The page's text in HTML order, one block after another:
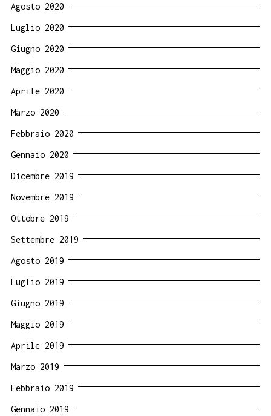
Agosto 2020
Luglio 2020
Giugno 2020
Maggio 2020
Aprile 2020
Marzo 2020
Febbraio 2020
Gennaio 2020
Dicembre 2019
Novembre 2019
Ottobre 2019
Settembre 2019
Agosto 2019
Luglio 2019
Giugno 2019
Maggio 2019
Aprile 2019
Marzo 2019
Febbraio 2019
Gennaio 2019